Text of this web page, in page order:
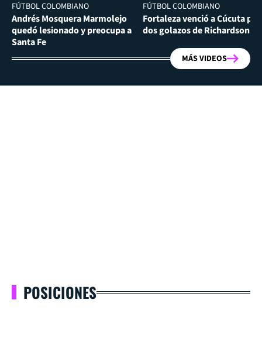
FÚTBOL COLOMBIANO
Andrés Mosquera Marmolejo
quedó lesionado y preocupa a
Santa Fe
FÚTBOL COLOMBIANO
Fortaleza venció a Cúcuta por
dos golazos de Richardson
MÁS VIDEOS
POSICIONES